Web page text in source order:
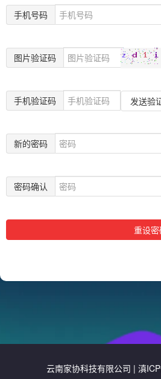
手机号码
图片验证码
手机验证码 发送验
新的密码
密码确认
重设
云南家协科技有限公司 | 滇